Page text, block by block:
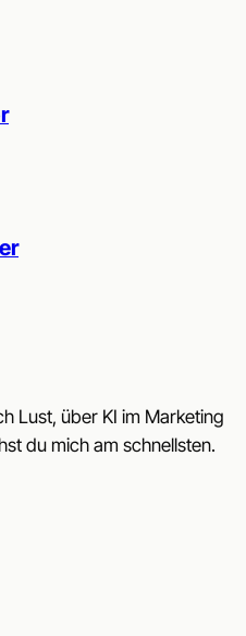
Lust, über KI im Marketing
du mich am schnellsten.